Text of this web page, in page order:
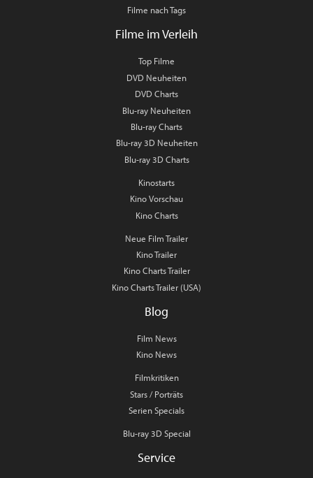
Filme nach Tags
Filme im Verleih
Top Filme
DVD Neuheiten
DVD Charts
Blu-ray Neuheiten
Blu-ray Charts
Blu-ray 3D Neuheiten
Blu-ray 3D Charts
Kinostarts
Kino Vorschau
Kino Charts
Neue Film Trailer
Kino Trailer
Kino Charts Trailer
Kino Charts Trailer (USA)
Blog
Film News
Kino News
Filmkritiken
Stars / Porträts
Serien Specials
Blu-ray 3D Special
Service